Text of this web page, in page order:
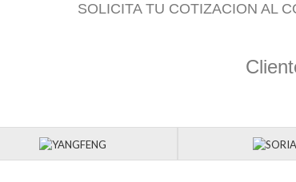
SOLICITA TU COTIZACION AL